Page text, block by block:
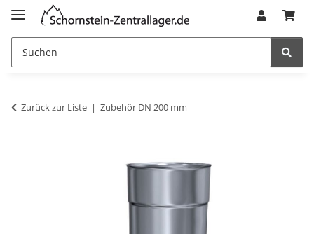
Zurück zur Liste Zubehör DN 200 mm